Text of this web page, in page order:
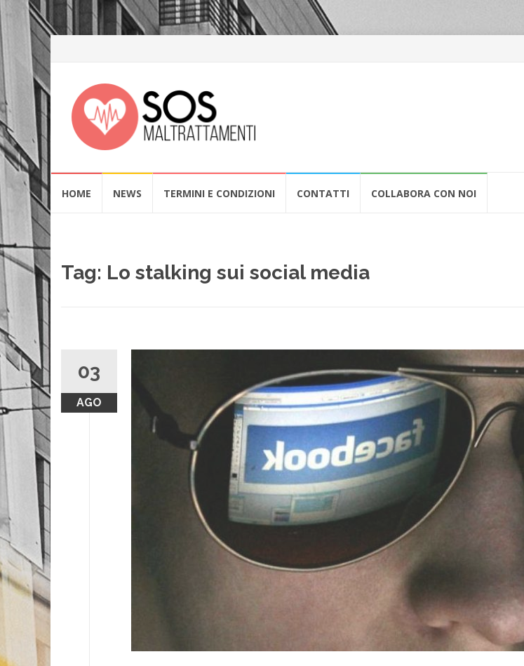
HOME NEWS TERMINI E CONDIZIONI CONTATTI COLLABORA CON NOI
Tag: Lo stalking sui social media
03
AGO